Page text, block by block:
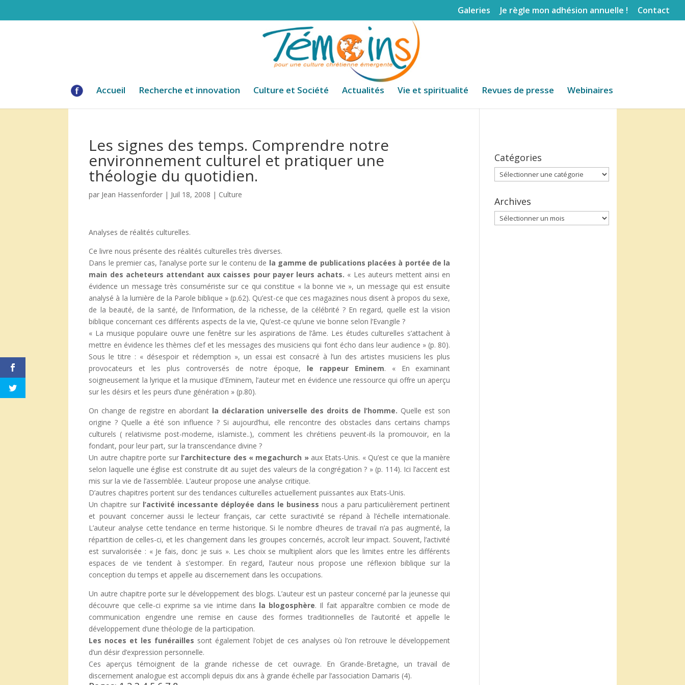
Galeries Je règle mon adhésion annuelle ! Contact
Accueil Recherche et innovation Culture et Société Actualités Vie et spiritualité Revues de presse Webinaires
Les signes des temps. Comprendre notre
environnement culturel et pratiquer une
théologie du quotidien.
par Jean Hassenforder | Juil 18, 2008 | Culture
Analyses de réalités culturelles.
Ce livre nous présente des réalités culturelles très diverses.
Dans le premier cas, l’analyse porte sur le contenu de la gamme de publications placées à portée de la
main des acheteurs attendant aux caisses pour payer leurs achats. « Les auteurs mettent ainsi en
évidence un message très consumériste sur ce qui constitue « la bonne vie », un message qui est ensuite
analysé à la lumière de la Parole biblique » (p.62). Qu’est-ce que ces magazines nous disent à propos du sexe,
de la beauté, de la santé, de l’information, de la richesse, de la célébrité ? En regard, quelle est la vision
biblique concernant ces différents aspects de la vie, Qu’est-ce qu’une vie bonne selon l’Evangile ?
« La musique populaire ouvre une fenêtre sur les aspirations de l’âme. Les études culturelles s’attachent à
mettre en évidence les thèmes clef et les messages des musiciens qui font écho dans leur audience » (p. 80).
Sous le titre : « désespoir et rédemption », un essai est consacré à l’un des artistes musiciens les plus
provocateurs et les plus controversés de notre époque, le rappeur Eminem. « En examinant
soigneusement la lyrique et la musique d’Eminem, l’auteur met en évidence une ressource qui offre un aperçu
sur les désirs et les peurs d’une génération » (p.80).
On change de registre en abordant la déclaration universelle des droits de l’homme. Quelle est son
origine ? Quelle a été son influence ? Si aujourd’hui, elle rencontre des obstacles dans certains champs
culturels ( relativisme post-moderne, islamiste..), comment les chrétiens peuvent-ils la promouvoir, en la
fondant, pour leur part, sur la transcendance divine ?
Un autre chapitre porte surl’architecture des « megachurch »aux Etats-Unis. « Qu’est ce que la manière
selon laquelle une église est construite dit au sujet des valeurs de la congrégation ? » (p. 114). Ici l’accent est
mis sur la vie de l’assemblée. L’auteur propose une analyse critique.
D’autres chapitres portent sur des tendances culturelles actuellement puissantes aux Etats-Unis.
Un chapitre sur l’activité incessante déployée dans le business nous a paru particulièrement pertinent
et pouvant concerner aussi le lecteur français, car cette suractivité se répand à l’échelle internationale.
L’auteur analyse cette tendance en terme historique. Si le nombre d’heures de travail n’a pas augmenté, la
répartition de celles-ci, et les changement dans les groupes concernés, accroît leur impact. Souvent, l’activité
est survalorisée : « Je fais, donc je suis ». Les choix se multiplient alors que les limites entre les différents
espaces de vie tendent à s’estomper. En regard, l’auteur nous propose une réflexion biblique sur la
conception du temps et appelle au discernement dans les occupations.
Un autre chapitre porte sur le développement des blogs. L’auteur est un pasteur concerné par la jeunesse qui
découvre que celle-ci exprime sa vie intime dans la blogosphère. Il fait apparaître combien ce mode de
communication engendre une remise en cause des formes traditionnelles de l’autorité et appelle le
développement d’une théologie de la participation.
Les noces et les funérailles sont également l’objet de ces analyses où l’on retrouve le développement
d’un désir d’expression personnelle.
Ces aperçus témoignent de la grande richesse de cet ouvrage. En Grande-Bretagne, un travail de
discernement analogue est accompli depuis dix ans à grande échelle par l’association Damaris (4).
Catégories
Catégories
Archives
Archives